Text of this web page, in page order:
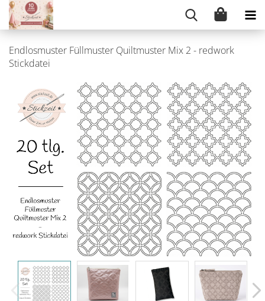
Endlosmuster Füllmuster Quiltmuster Mix 2 - redwork
Stickdatei